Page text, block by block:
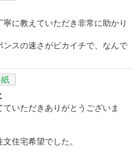
に教えていただき非常に助かり
スの速さがピカイチで、なんで
いただきありがとうございま
住宅希望でした。